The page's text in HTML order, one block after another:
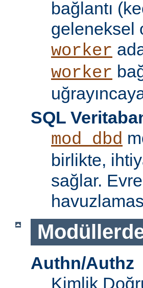
bağlantı
geleneksel
worker
worker
SQL
mod_dbd
birlikte,
sağlar.
Authn/Authz
Kimlik